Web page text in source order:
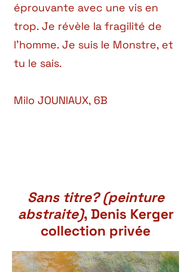
éprouvante avec une vis en
trop. Je révèle la fragilité de
l'homme. Je suis le Monstre, et
tu le sais.
Milo JOUNIAUX, 6B
Sans titre? (peinture
abstraite), Denis Kerger
collection privée